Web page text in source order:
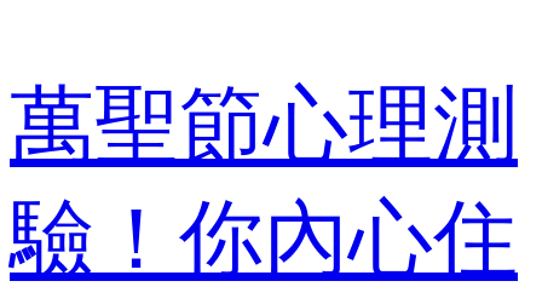
萬聖節心理測
驗！你內心住